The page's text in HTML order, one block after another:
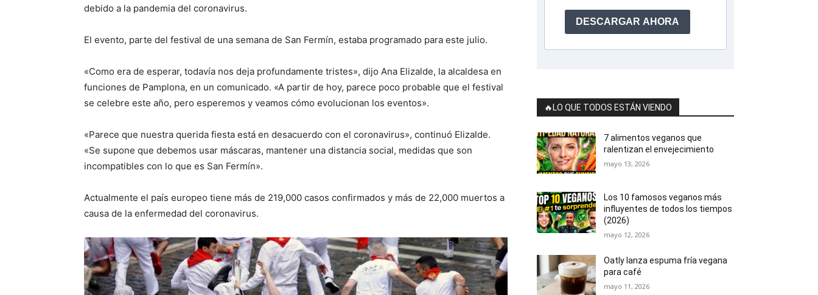
debido a la pandemia del coronavirus.
El evento, parte del festival de una semana de San Fermín, estaba programado para este julio.
«Como era de esperar, todavía nos deja profundamente tristes», dijo Ana Elizalde, la alcaldesa en
funciones de Pamplona, ​​en un comunicado. «A partir de hoy, parece poco probable que el festival
se celebre este año, pero esperemos y veamos cómo evolucionan los eventos».
«Parece que nuestra querida fiesta está en desacuerdo con el coronavirus», continuó Elizalde.
«Se supone que debemos usar máscaras, mantener una distancia social, medidas que son
incompatibles con lo que es San Fermín».
Actualmente el país europeo tiene más de 219,000 casos confirmados y más de 22,000 muertos a
causa de la enfermedad del coronavirus.
DESCARGAR AHORA
🔥LO QUE TODOS ESTÁN VIENDO
7 alimentos veganos que
ralentizan el envejecimiento
mayo 13, 2026
Los 10 famosos veganos más
influyentes de todos los tiempos
(2026)
mayo 12, 2026
Oatly lanza espuma fría vegana
para café
mayo 11, 2026